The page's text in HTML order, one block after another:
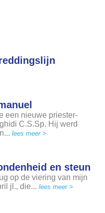
een nieuwe priester-
C.S.Sp. Hij werd
lees meer >
en steun
op de viering van mijn
jl., die... lees meer >